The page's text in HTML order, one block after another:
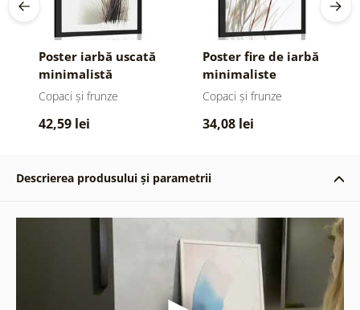
Poster iarbă uscată
minimalistă
Copaci și frunze
42,59 lei
Poster fire de iarbă
minimaliste
Copaci și frunze
34,08 lei
Descrierea produsului și parametrii